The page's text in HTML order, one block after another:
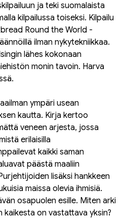
ja teki suomalaista
kilpailussa toiseksi. Kilpailu
Round the World -
ilman nykytekniikkaa.
lähes kokonaan
monin tavoin. Harva
ympäri usean
kautta. Kirja kertoo
veneen arjesta, jossa
erilaisilla
kaikki saman
päästä maaliin
lisäksi hankkeen
maissa olevia ihmisiä.
osapuolen esille. Miten arki
kaikesta on vastattava yksin?